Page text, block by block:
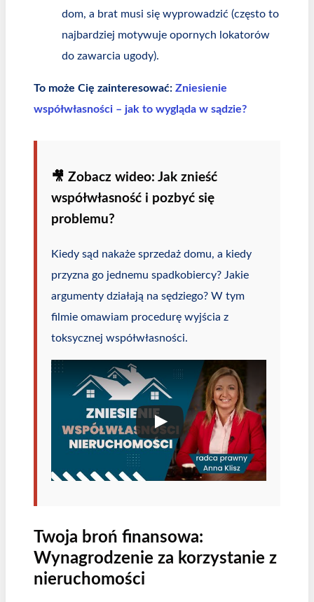
dom, a brat musi się wyprowadzić (często to
najbardziej motywuje opornych lokatorów
do zawarcia ugody).
To może Cię zainteresować: Zniesienie
współwłasności – jak to wygląda w sądzie?
🎥 Zobacz wideo: Jak znieść
współwłasność i pozbyć się
problemu?
Kiedy sąd nakaże sprzedaż domu, a kiedy
przyzna go jednemu spadkobiercy? Jakie
argumenty działają na sędziego? W tym
filmie omawiam procedurę wyjścia z
toksycznej współwłasności.
Twoja broń finansowa:
Wynagrodzenie za korzystanie z
nieruchomości